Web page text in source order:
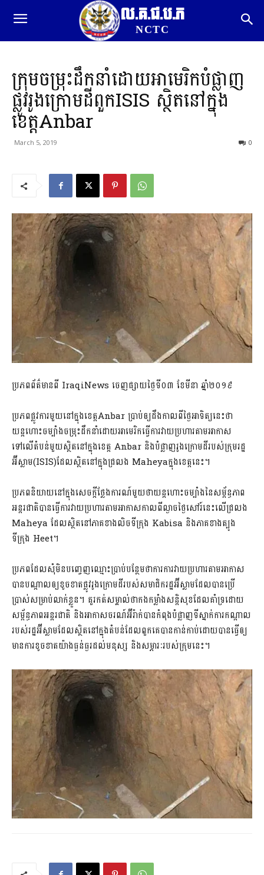
ល.គ.ជ.ប.ភ
NCTC
ក្រុមចម្រុះដឹកនាំដោយអាមេរិកបំផ្លាញ
ផ្លូវរូងក្រោមដីពួកISIS ស្ថិតនៅក្នុង
ខេត្តAnbar
March 5, 2019 0
ប្រភពព័ត៌មានពី IraqiNews ចេញផ្សាយថ្ងៃទី០៣ ខែមីនា ឆ្នាំ២០១៩
ប្រភពផ្លូវការមួយនៅក្នុងខេត្តAnbar ប្រាប់ឲ្យដឹងកាលពីថ្ងៃអាទិត្យនេះថា
យន្តហោះចម្បាំងចម្រុះដឹកនាំដោយអាមេរិកធ្វើការវាយប្រហារតាមអាកាស
ទៅលើតំបន់មួយស្ថិតនៅក្នុងខេត្ត Anbar និងបំផ្លាញរូងក្រោមដីរបស់ក្រុមរដ្ឋ
អ៊ីស្លាម(ISIS)ដែលស្ថិតនៅក្នុងជ្រលង Maheyaក្នុងខេត្តនេះ។
ប្រភពនិយាយនៅក្នុងសេចក្តីថ្លែងការណ៍មួយថាយន្តហោះចម្បាំងនៃសម្ព័ន្ធភាព
អន្តរជាតិបានធ្វើការវាយប្រហារតាមអាកាសកាលពីល្ងាចថ្ងៃសៅរ៍នេះលើជ្រលង
Maheya ដែលស្ថិតនៅភាគខាងលិចទីក្រុង Kabisa និងភាគខាងត្បូង
ទីក្រុង Heet។
ប្រភពដែលសុំមិនបញ្ចេញឈ្មោះប្រាប់បន្ថែមថាការការវាយប្រហារតាមអាកាស
បានបណ្តាលឲ្យខូចខាតផ្លូវរូងក្រោមដីរបស់សមាជិករដ្ឋអ៊ីស្លាមដែលបានប្រើ
ប្រាស់សម្រាប់លាក់ខ្លួន។ គួរកត់សម្គាល់ថាកងកម្លាំងសន្ដិសុខដែលគាំទ្រដោយ
សម្ព័ន្ធភាពអន្តរជាតិ និងអាកាសចរណ៍អ៊ីរ៉ាក់បានកំពុងបំផ្លាញទីស្នាក់ការកណ្តាល
របស់រដ្ឋអ៊ីស្លាមដែលស្ថិតនៅក្នុងតំបន់ដែលពួកគេបានកាន់កាប់ដោយបានធ្វើឲ្យ
មានការខូចខាតយ៉ាងធ្ងន់ធ្ងរដល់មនុស្ស និងសម្ភារៈរបស់ក្រុមនេះ។